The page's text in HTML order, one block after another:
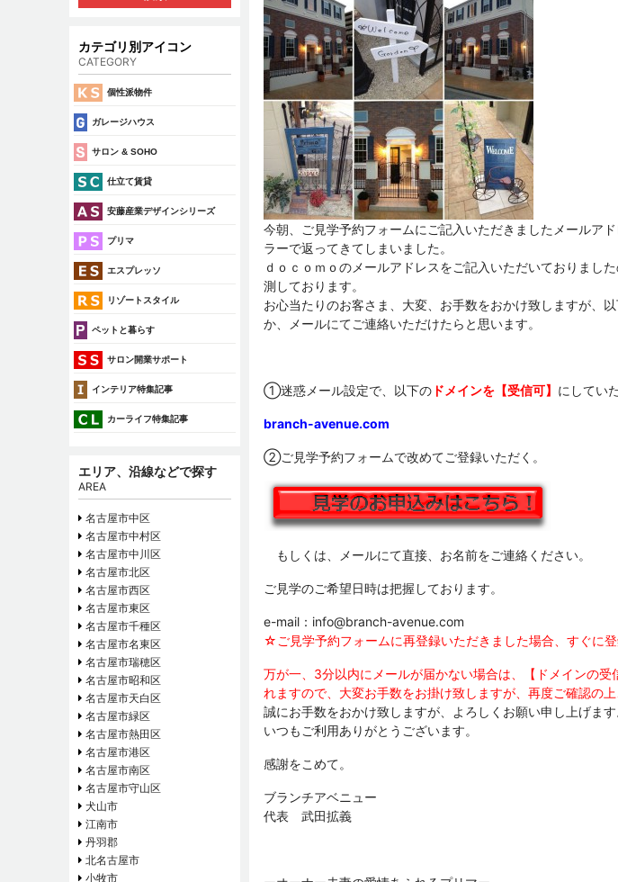
今朝、ご見学予約フォームにご記入いただきましたメールア
ラーで返ってきてしまいました。
ｄｏｃｏｍｏのメールアドレスをご記入いただいておりまし
測しております。
お心当たりのお客さま、大変、お手数をおかけ致しますが、
か、メールにてご連絡いただけたらと思います。
①迷惑メール設定で、以下の ドメインを【受信可】 にしてい
branch-avenue.com
②ご見学予約フォームで改めてご登録いただく。
もしくは、メールにて直接、お名前をご連絡ください。
ご見学のご希望日時は把握しております。
e-mail：info@branch-avenue.com
☆ご見学予約フォームに再登録いただきました場合、すぐに登
万が一、3分以内にメールが届かない場合は、【ドメインの
れますので、大変お手数をお掛け致しますが、再度ご確認の上
誠にお手数をおかけ致しますが、よろしくお願い申し上げます
いつもご利用ありがとうございます。
感謝をこめて。
ブランチアベニュー
代表 武田拡義
カテゴリ別アイコン
CATEGORY
個性派物件
ガレージハウス
サロン & SOHO
仕立て賃貸
安藤産業デザインシリーズ
プリマ
エスプレッソ
リゾートスタイル
ペットと暮らす
サロン開業サポート
インテリア特集記事
カーライフ特集記事
エリア、沿線などで探す
AREA
名古屋市中区
名古屋市中村区
名古屋市中川区
名古屋市北区
名古屋市西区
名古屋市東区
名古屋市千種区
名古屋市名東区
名古屋市瑞穂区
名古屋市昭和区
名古屋市天白区
名古屋市緑区
名古屋市熱田区
名古屋市港区
名古屋市南区
名古屋市守山区
犬山市
江南市
丹羽郡
北名古屋市
小牧市